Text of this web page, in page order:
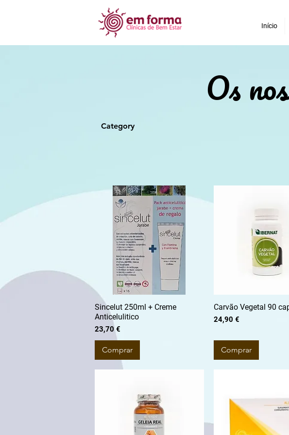
Início
Os
Category
Sincelut 250ml + Creme
Anticelulitico
Preço
23,70 €
Comprar
Carvão Vegetal 90
Preço
24,90 €
Comprar